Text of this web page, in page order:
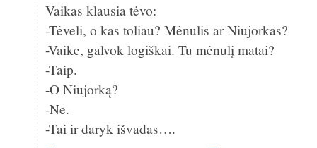
Vaikas klausia tėvo:
-Tėveli, o kas toliau? Mėnulis ar Niujorkas?
-Vaike, galvok logiškai. Tu mėnulį matai?
-Taip.
-O Niujorką?
-Ne.
-Tai ir daryk išvadas….